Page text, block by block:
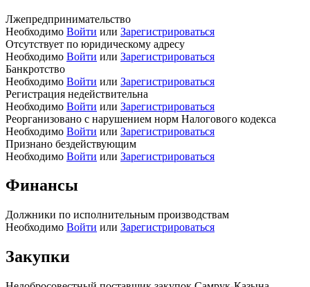
Лжепредпринимательство
Необходимо Войти или Зарегистрироваться
Отсутствует по юридическому адресу
Необходимо Войти или Зарегистрироваться
Банкротство
Необходимо Войти или Зарегистрироваться
Регистрация недействительна
Необходимо Войти или Зарегистрироваться
Реорганизовано с нарушением норм Налогового кодекса
Необходимо Войти или Зарегистрироваться
Признано бездействующим
Необходимо Войти или Зарегистрироваться
Финансы
Должники по исполнительным производствам
Необходимо Войти или Зарегистрироваться
Закупки